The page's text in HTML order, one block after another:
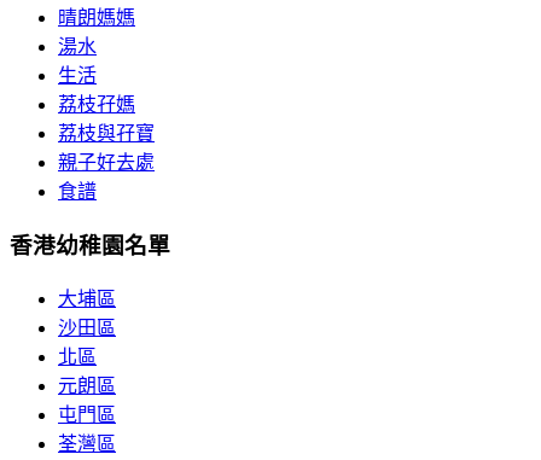
晴朗媽媽
湯水
生活
荔枝孖媽
荔枝與孖寶
親子好去處
食譜
香港幼稚園名單
大埔區
沙田區
北區
元朗區
屯門區
荃灣區